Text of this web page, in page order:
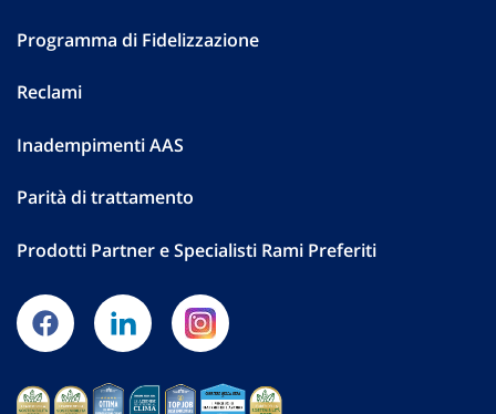
Programma di Fidelizzazione
Reclami
Inadempimenti AAS
Parità di trattamento
Prodotti Partner e Specialisti Rami Preferiti